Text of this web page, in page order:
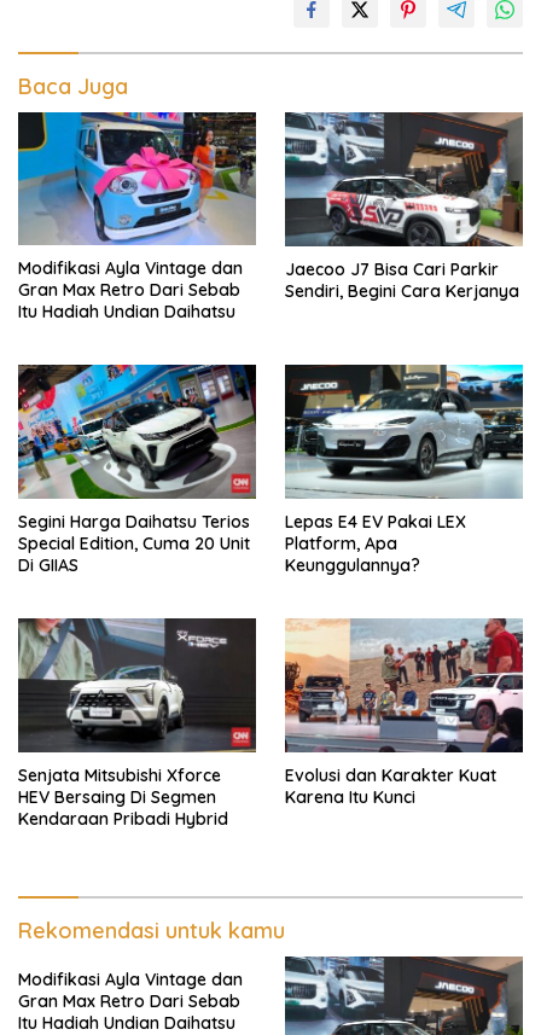
Baca Juga
Modifikasi Ayla Vintage dan
Gran Max Retro Dari Sebab
Itu Hadiah Undian Daihatsu
Jaecoo J7 Bisa Cari Parkir
Sendiri, Begini Cara Kerjanya
Segini Harga Daihatsu Terios
Special Edition, Cuma 20 Unit
Di GIIAS
Lepas E4 EV Pakai LEX
Platform, Apa
Keunggulannya?
Senjata Mitsubishi Xforce
HEV Bersaing Di Segmen
Kendaraan Pribadi Hybrid
Evolusi dan Karakter Kuat
Karena Itu Kunci
Rekomendasi untuk kamu
Modifikasi Ayla Vintage dan
Gran Max Retro Dari Sebab
Itu Hadiah Undian Daihatsu